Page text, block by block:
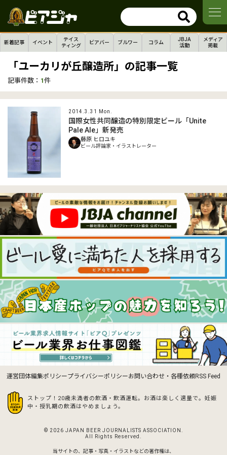
新着記事 イベント
テイス
ティング
ビアバー ブルワー コラム
JBJA
活動
メディア
掲載
「ユーカリが丘醸造所」の記事一覧
記事件数： 1件
2014.3.31 Mon.
国際女性共同醸造の特別限定ビール「Unite
Pale Ale」新発売
藤原 ヒロユキ
ビール評論家・イラストレーター
運営団体編集ポリシープライバシーポリシーお問い合わせ・各種依頼RSS Feed
ストップ！20歳未満者の飲酒・飲酒運転。お酒は楽しく適量で。 妊娠
中・授乳期の飲酒はやめましょう。
© 2026 JAPAN BEER JOURNALISTS ASSOCIATION.
All Rights Reserved.
当サイトの、記事・写真・イラストなどの著作権は、